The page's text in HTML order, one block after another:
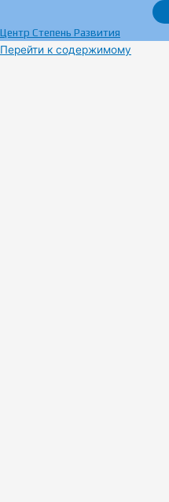
Центр Степень Развития
Перейти к содержимому